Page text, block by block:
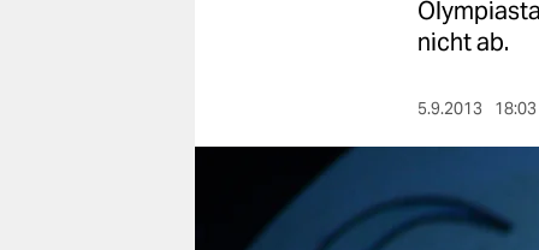
nicht ab.
5.9.2013